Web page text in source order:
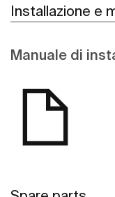
Installazione e
Manuale di